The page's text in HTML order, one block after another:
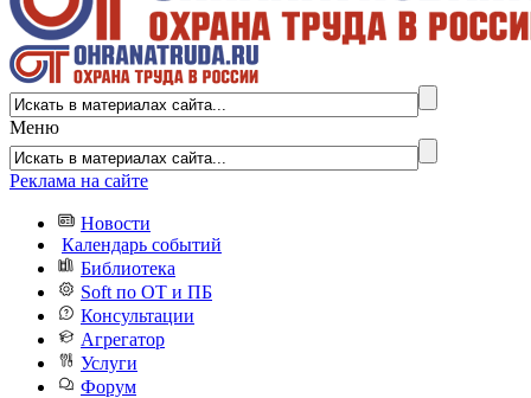
Меню
Реклама на сайте
Новости
Календарь событий
Библиотека
Soft по ОТ и ПБ
Консультации
Агрегатор
Услуги
Форум